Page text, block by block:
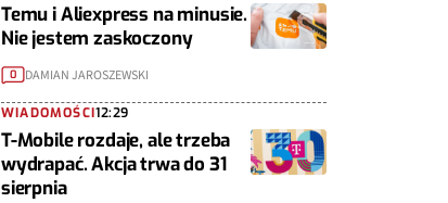
Temu i Aliexpress na minusie.
Nie jestem zaskoczony
0 DAMIAN JAROSZEWSKI
WIADOMOŚCI12:29
T-Mobile rozdaje, ale trzeba
wydrapać. Akcja trwa do 31
sierpnia